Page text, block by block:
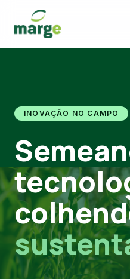
INOVAÇÃO NO CAMPO